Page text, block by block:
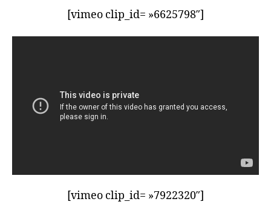
[vimeo clip_id= »6625798″]
[vimeo clip_id= »7922320″]